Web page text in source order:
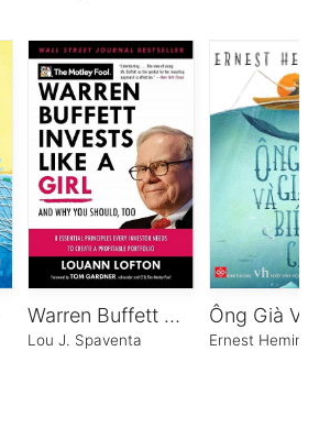
Warren Buffett Đầu Tư Như Một Cô Gái
Lou J. Spaventa Ernest